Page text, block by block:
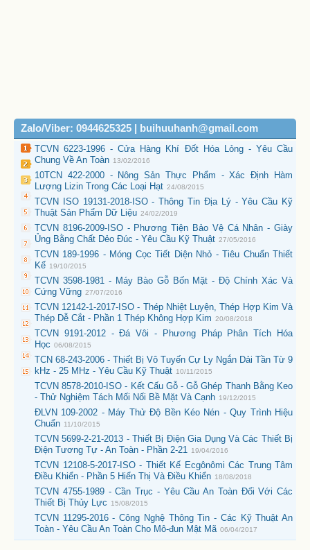
Zalo/Viber: 0944625325 | buihuuhanh@gmail.com
TCVN 6223-1996 - Cửa Hàng Khí Đốt Hóa Lỏng - Yêu Cầu
Chung Về An Toàn 13/02/2016
10TCN 422-2000 - Nông Sản Thực Phẩm - Xác Định Hàm
Lượng Lizin Trong Các Loại Hạt 24/08/2015
TCVN ISO 19131-2018-ISO - Thông Tin Địa Lý - Yêu Cầu Kỹ
Thuật Sản Phẩm Dữ Liệu 24/02/2019
TCVN 8196-2009-ISO - Phương Tiện Bảo Vệ Cá Nhân - Giày
Ủng Bằng Chất Dẻo Đúc - Yêu Cầu Kỹ Thuật 27/05/2016
TCVN 189-1996 - Móng Cọc Tiết Diện Nhỏ - Tiêu Chuẩn Thiết
Kế 19/10/2015
TCVN 3598-1981 - Máy Bào Gỗ Bốn Mặt - Độ Chính Xác Và
Cứng Vững 27/07/2016
TCVN 12142-1-2017-ISO - Thép Nhiệt Luyện, Thép Hợp Kim Và
Thép Dễ Cắt - Phần 1 Thép Không Hợp Kim 20/08/2018
TCVN 9191-2012 - Đá Vôi - Phương Pháp Phân Tích Hóa
Học 06/08/2015
TCN 68-243-2006 - Thiết Bị Vô Tuyến Cự Ly Ngắn Dải Tần Từ 9
kHz - 25 MHz - Yêu Cầu Kỹ Thuật 10/11/2015
TCVN 8578-2010-ISO - Kết Cấu Gỗ - Gỗ Ghép Thanh Bằng Keo
- Thử Nghiệm Tách Mối Nối Bề Mặt Và Cạnh 19/12/2015
ĐLVN 109-2002 - Máy Thử Độ Bền Kéo Nén - Quy Trình Hiệu
Chuẩn 11/10/2015
TCVN 5699-2-21-2013 - Thiết Bị Điện Gia Dụng Và Các Thiết Bị
Điện Tương Tự - An Toàn - Phần 2-21
19/04/2016
TCVN 12108-5-2017-ISO - Thiết Kế Ecgônômi Các Trung Tâm
Điều Khiển - Phần 5 Hiển Thị Và Điều Khiển 18/08/2018
TCVN 4755-1989 - Cần Trục - Yêu Cầu An Toàn Đối Với Các
Thiết Bị Thủy Lực
15/08/2015
TCVN 11295-2016 - Công Nghệ Thông Tin - Các Kỹ Thuật An
Toàn - Yêu Cầu An Toàn Cho Mô-đun Mật Mã 06/04/2017